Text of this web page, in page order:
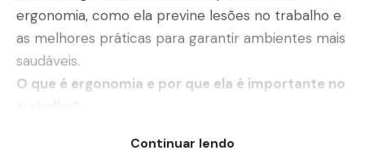
ergonomia, como ela previne lesões no trabalho e
as melhores práticas para garantir ambientes mais
saudáveis.
O que é ergonomia e por que ela é importante no
condições de trabalho ao ser humano, visando
Continuar lendo